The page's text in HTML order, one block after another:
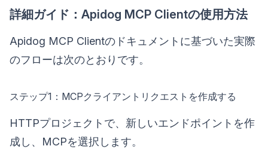
詳細ガイド：Apidog MCP Clientの使用方法
Apidog MCP Clientのドキュメントに基づいた実際
のフローは次のとおりです。
ステップ1：MCPクライアントリクエストを作成する
HTTPプロジェクトで、新しいエンドポイントを作
成し、MCPを選択します。